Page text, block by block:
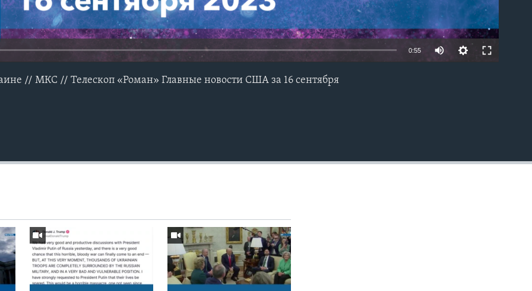
0:55
// МКС // Телескоп «Роман» Главные новости США за 16 сентября